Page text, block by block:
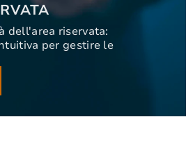
dell'area riservata:
per gestire le
dell'area riservata: una
per gestire le tue pratiche.